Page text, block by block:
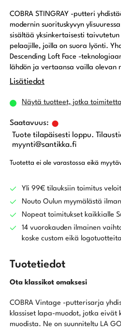
COBRA STINGRAY -putteri
modernin suorituskyvyn
sisältää yksinkertaisesti
pelaajille, joilla on suora lyönti.
Descending Loft Face -
lähdön ja vertaansa vailla olevan
Lisätiedot
Näytä tuotteet, jotka
Tuote tilapäisesti loppu.
myynti@santikka.fi
Tuotetta ei ole varastossa eikä
Yli 99€ tilauksiin toimitus
Nouto Oulun myymälästä
Nopeat toimitukset kaikkialle
14 vuorokauden ilmainen
koske custom eikä
Tuotetiedot
Ota klassikot omaksesi
COBRA Vintage -putterisarja
klassiset lapa-muodot, jotka eivät
muodista. Ne on suunniteltu LA